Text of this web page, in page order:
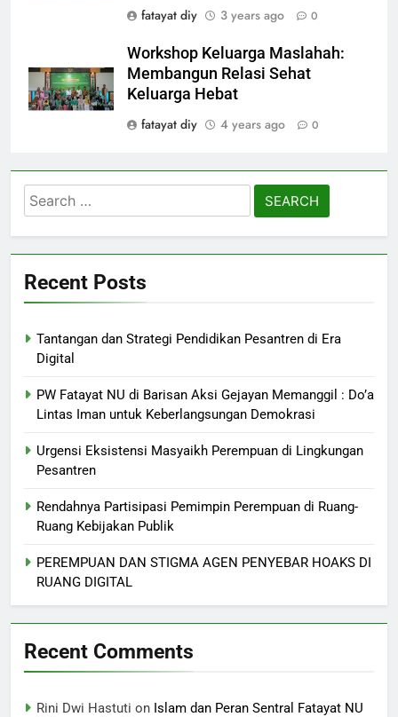
fatayat diy
3 years ago 0
Workshop Keluarga Maslahah:
Membangun Relasi Sehat
Keluarga Hebat
fatayat diy
4 years ago 0
Search
for:
Recent Posts
Tantangan dan Strategi Pendidikan Pesantren di Era
Digital
PW Fatayat NU di Barisan Aksi Gejayan Memanggil : Do’a
Lintas Iman untuk Keberlangsungan Demokrasi
Urgensi Eksistensi Masyaikh Perempuan di Lingkungan
Pesantren
Rendahnya Partisipasi Pemimpin Perempuan di Ruang-
Ruang Kebijakan Publik
PEREMPUAN DAN STIGMA AGEN PENYEBAR HOAKS DI
RUANG DIGITAL
Recent Comments
Rini Dwi Hastuti on Islam dan Peran Sentral Fatayat NU